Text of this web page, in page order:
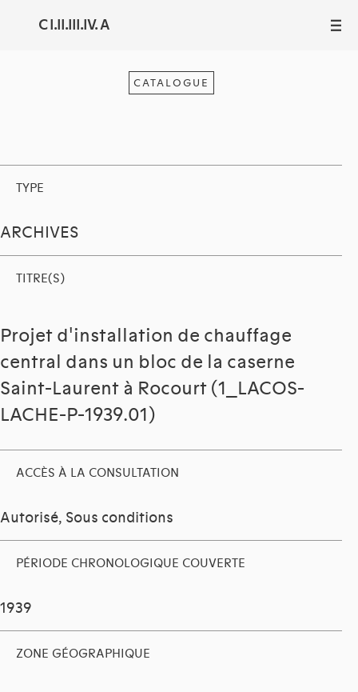
C I.II.III.IV. A III
CATALOGUE
TYPE
ARCHIVES
TITRE(S)
Projet d'installation de chauffage
central dans un bloc de la caserne
Saint-Laurent à Rocourt (1_LACOS-
LACHE-P-1939.01)
ACCÈS À LA CONSULTATION
Autorisé, Sous conditions
PÉRIODE CHRONOLOGIQUE COUVERTE
1939
ZONE GÉOGRAPHIQUE